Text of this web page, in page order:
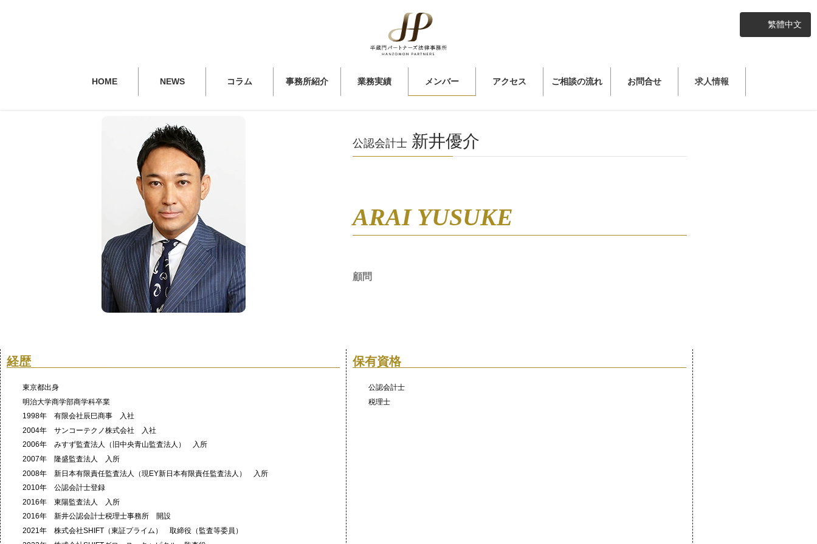
HOME NEWS コラム 事務所紹介 業務実績 メンバー アクセス ご相談の流れ お問合せ 求人情報
公認会計士 新井優介
ARAI YUSUKE
顧問
経歴
東京都出身
明治大学商学部商学科卒業
1998年 有限会社辰巳商事 入社
2004年 サンコーテクノ株式会社 入社
2006年 みすず監査法人（旧中央青山監査法人） 入所
2007年 隆盛監査法人 入所
2008年 新日本有限責任監査法人（現EY新日本有限責任監査法人） 入所
2010年 公認会計士登録
2016年 東陽監査法人 入所
2016年 新井公認会計士税理士事務所 開設
2021年 株式会社SHIFT（東証プライム） 取締役（監査等委員）
保有資格
公認会計士
税理士
繁體中文